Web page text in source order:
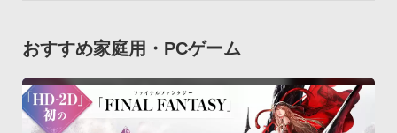
おすすめ家庭用・PCゲーム